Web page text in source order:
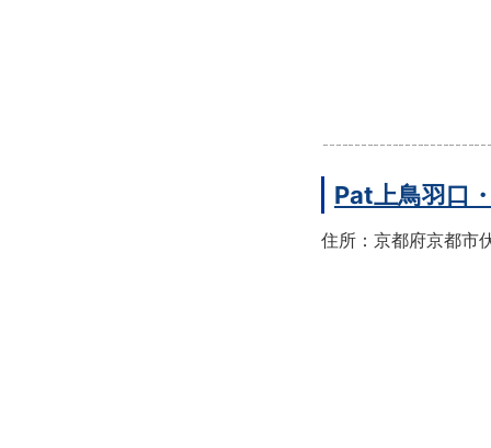
Pat上鳥羽口
住所：京都府京都市